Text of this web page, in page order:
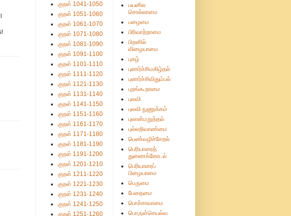
குறள் 1041-1050
குறள் 1051-1060
குறள் 1061-1070
குறள் 1071-1080
குறள் 1081-1090
குறள் 1091-1100
குறள் 1101-1110
குறள் 1111-1120
குறள் 1121-1130
குறள் 1131-1140
குறள் 1141-1150
குறள் 1151-1160
குறள் 1161-1170
குறள் 1171-1180
குறள் 1181-1190
குறள் 1191-1200
குறள் 1201-1210
குறள் 1211-1220
குறள் 1221-1230
குறள் 1231-1240
குறள் 1241-1250
குறள் 1251-1260
பயனில
சொல்லாமை
பழைமை
பிரிவாற்றாமை
பிறனில்
விழையாமை
புகழ்
புணர்ச்சிமகிழ்தல்
புணர்ச்சிவிதும்பல்
புறங்கூறாமை
புலவி
புலவி நுணுக்கம்
புலான்மறுத்தல்
புல்லறிவாண்மை
பெண்வழிச்சேறல்
பெரியாரைத்
துணைக்கோடல்
பெரியாரைப்
பிழையாமை
பெருமை
பேதைமை
பொச்சாவாமை
பொருள்செயல்வ